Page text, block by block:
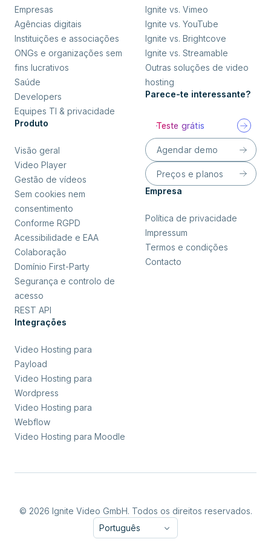
Empresas
Agências digitais
Instituições e associações
ONGs e organizações sem
fins lucrativos
Saúde
Developers
Equipes TI & privacidade
Produto
Visão geral
Video Player
Gestão de vídeos
Sem cookies nem
consentimento
Conforme RGPD
Acessibilidade e EAA
Colaboração
Domínio First-Party
Segurança e controlo de
acesso
REST API
Integrações
Video Hosting para
Payload
Video Hosting para
Wordpress
Video Hosting para
Webflow
Video Hosting para Moodle
Ignite vs. Vimeo
Ignite vs. YouTube
Ignite vs. Brightcove
Ignite vs. Streamable
Outras soluções de video
hosting
Parece-te interessante?
Teste grátis
Agendar demo
Preços e planos
Empresa
Política de privacidade
Impressum
Termos e condições
Contacto
© 2026 Ignite Video GmbH. Todos os direitos reservados.
Português